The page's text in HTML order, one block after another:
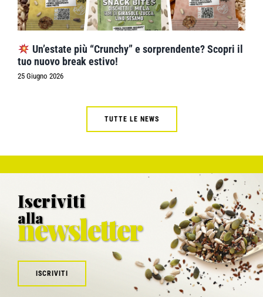
Un’estate più “Crunchy” e sorprendente? Scopri il
tuo nuovo break estivo!
25 Giugno 2026
TUTTE LE NEWS
Iscriviti
alla
newsletter
ISCRIVITI